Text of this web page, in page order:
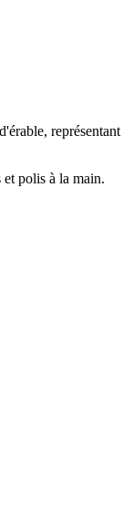
représentant
et polis à la main.